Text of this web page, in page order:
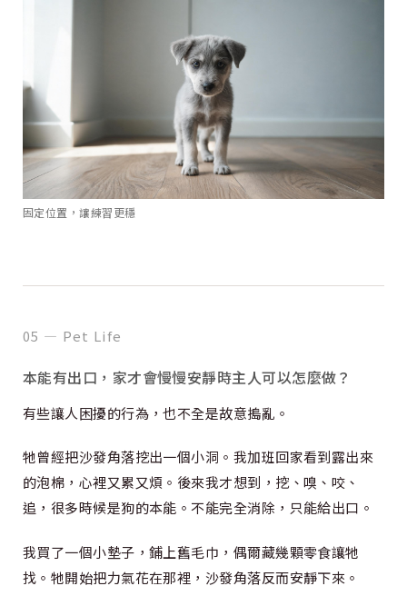
固定位置，讓練習更穩
05 — Pet Life
本能有出口，家才會慢慢安靜時主人可以怎麼做？
有些讓人困擾的行為，也不全是故意搗亂。
牠曾經把沙發角落挖出一個小洞。我加班回家看到露出來
的泡棉，心裡又累又煩。後來我才想到，挖、嗅、咬、
追，很多時候是狗的本能。不能完全消除，只能給出口。
我買了一個小墊子，鋪上舊毛巾，偶爾藏幾顆零食讓牠
找。牠開始把力氣花在那裡，沙發角落反而安靜下來。